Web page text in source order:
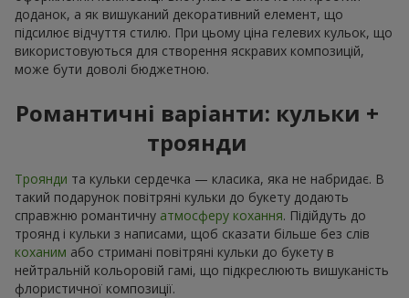
доданок, а як вишуканий декоративний елемент, що
підсилює відчуття стилю. При цьому ціна гелевих кульок, що
використовуються для створення яскравих композицій,
може бути доволі бюджетною.
Романтичні варіанти: кульки +
троянди
Троянди та кульки сердечка — класика, яка не набридає. В
такий подарунок повітряні кульки до букету додають
справжню романтичну атмосферу кохання. Підійдуть до
троянд і кульки з написами, щоб сказати більше без слів
коханим або стримані повітряні кульки до букету в
нейтральній кольоровій гамі, що підкреслюють вишуканість
флористичної композиції.